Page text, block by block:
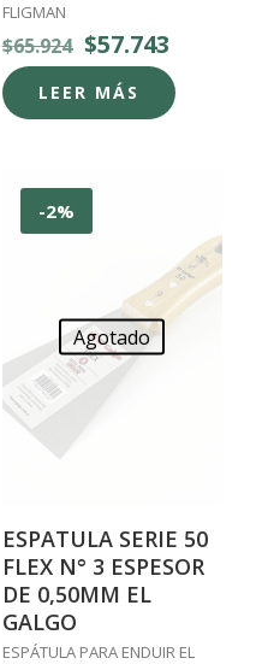
FLIGMAN
$65.924 El
precio
original
era:
$57.743El
precio
actual
es:
LEER MÁS
-2%
Agotado
ESPATULA SERIE 50
FLEX N° 3 ESPESOR
DE 0,50MM EL
GALGO
ESPÁTULA PARA ENDUIR EL